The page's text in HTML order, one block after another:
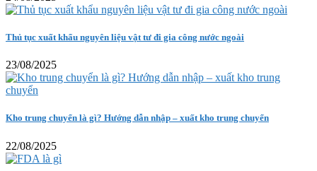
Thủ tục xuất khẩu nguyên liệu vật tư đi gia công nước ngoài
23/08/2025
Kho trung chuyển là gì? Hướng dẫn nhập – xuất kho trung chuyển
22/08/2025